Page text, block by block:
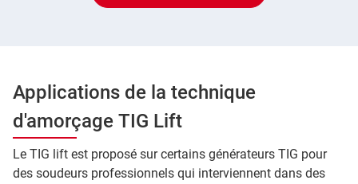
Applications de la technique
d'amorçage TIG Lift
Le TIG lift est proposé sur certains générateurs TIG pour
des soudeurs professionnels qui interviennent dans des